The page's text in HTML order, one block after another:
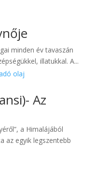
minden év tavaszán
illatukkal. A...
Az
a Himalájából
az egyik legszentebb